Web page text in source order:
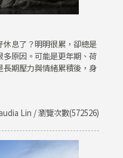
息了？明明很累，卻總是
原因。可能是更年期、荷
期壓力與情緒累積後，身
Lin / 瀏覽次數(572526)